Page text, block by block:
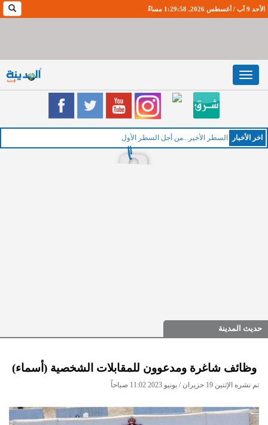
الأحد 9 آب / أغسطس 2026. 1:29:59 مساءً
Toggle
navigation
اخر اﻷخبار السطر الأخير...من أجل السطر الأول
حديث المدينة
وظائف شاغرة ومدعوون للمقابلات الشخصية (أسماء)
تم نشره الإثنين 19 حزيران / يونيو 2023 11:02 صباحاً